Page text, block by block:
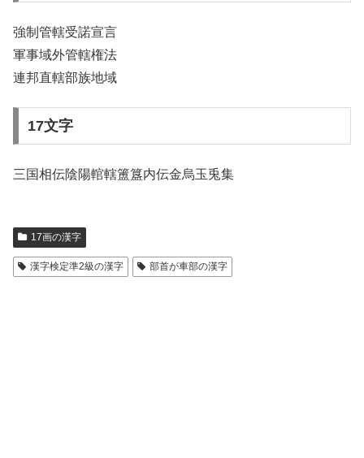
強制管轄受諾宣言
軍事域外管轄権法
連邦直轄部族地域
17文字
三国相伝陰陽輨轄簠簋内伝金烏玉兎集
17画の漢字
漢字検定準2級の漢字 部首が車部の漢字